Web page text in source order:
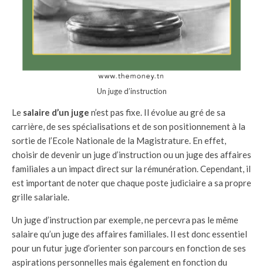
Un juge d’instruction
Le salaire d’un juge n’est pas fixe. Il évolue au gré de sa
carrière, de ses spécialisations et de son positionnement à la
sortie de l’Ecole Nationale de la Magistrature. En effet,
choisir de devenir un juge d’instruction ou un juge des affaires
familiales a un impact direct sur la rémunération. Cependant, il
est important de noter que chaque poste judiciaire a sa propre
grille salariale.
Un juge d’instruction par exemple, ne percevra pas le même
salaire qu’un juge des affaires familiales. Il est donc essentiel
pour un futur juge d’orienter son parcours en fonction de ses
aspirations personnelles mais également en fonction du